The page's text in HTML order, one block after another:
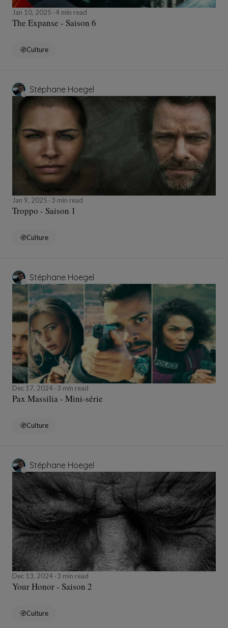
Jan 10, 2025 4 min read
The Expanse - Saison 6
Culture
Stéphane Hoegel
Jan 9, 2025 3 min read
Troppo - Saison 1
Culture
Stéphane Hoegel
Dec 17, 2024 3 min read
Pax Massilia - Mini-série
Culture
Stéphane Hoegel
Dec 13, 2024 3 min read
Your Honor - Saison 2
Culture